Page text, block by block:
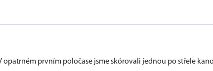
opatrném prvním poločase jsme skórovali jednou po střele